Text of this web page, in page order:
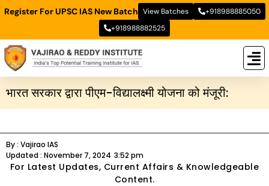
Register For UPSC IAS New Batch View Batches
+918988885050
+918988882525
भारत सरकार द्वारा पीएम-विद्यालक्ष्मी योजना को मंजूरी:
By : Vajirao IAS
Updated : November 7, 2024 3:52 pm
For Latest Updates, Current Affairs & Knowledgeable
Content.